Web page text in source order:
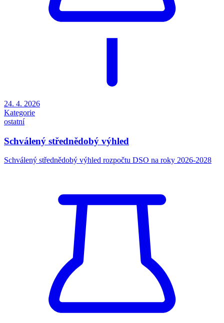
24. 4. 2026
Kategorie
ostatní
Schválený střednědobý výhled
Schválený střednědobý výhled rozpočtu DSO na roky 2026-2028